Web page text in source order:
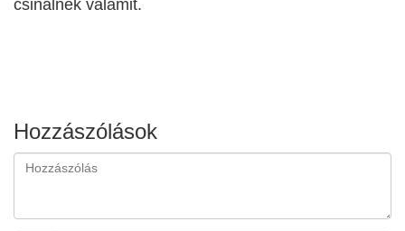
csinálnék valamit.
Hozzászólások